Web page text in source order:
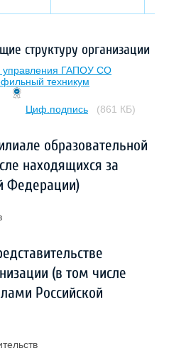
структуру организации
управления ГАПОУ СО
техникум
Циф.подпись (861 КБ)
образовательной
находящихся за
Федерации)
(в том числе
Российской